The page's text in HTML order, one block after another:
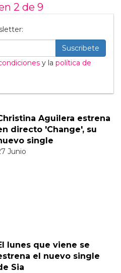
2 de 9
Suscribete
y la política de
Aguilera estrena
directo 'Change', su
single
Junio
lunes que viene se
el nuevo single
Sia